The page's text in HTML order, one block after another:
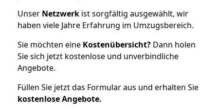
Unser Netzwerk ist sorgfältig ausgewählt, wir
haben viele Jahre Erfahrung im Umzugsbereich.
Sie möchten eine Kostenübersicht? Dann holen
Sie sich jetzt kostenlose und unverbindliche
Angebote.
Füllen Sie jetzt das Formular aus und erhalten Sie
kostenloseAngebote.